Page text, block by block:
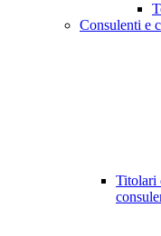
Consulenti e
Titolari